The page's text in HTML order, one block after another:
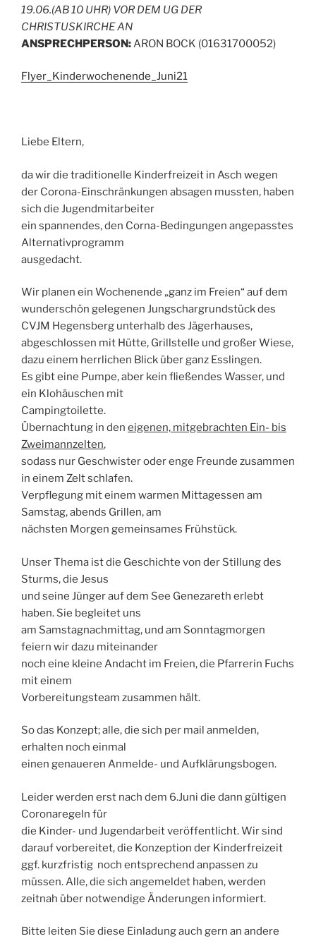
19.06.(AB 10 UHR) VOR DEM UG DER
CHRISTUSKIRCHE AN
ANSPRECHPERSON: ARON BOCK (01631700052)
Flyer_Kinderwochenende_Juni21
Liebe Eltern,
da wir die traditionelle Kinderfreizeit in Asch wegen
der Corona-Einschränkungen absagen mussten, haben
sich die Jugendmitarbeiter
ein spannendes, den Corna-Bedingungen angepasstes
Alternativprogramm
ausgedacht.
Wir planen ein Wochenende „ganz im Freien“ auf dem
wunderschön gelegenen Jungschargrundstück des
CVJM Hegensberg unterhalb des Jägerhauses,
abgeschlossen mit Hütte, Grillstelle und großer Wiese,
dazu einem herrlichen Blick über ganz Esslingen.
Es gibt eine Pumpe, aber kein fließendes Wasser, und
ein Klohäuschen mit
Campingtoilette.
Übernachtung in den eigenen, mitgebrachten Ein- bis
Zweimannzelten,
sodass nur Geschwister oder enge Freunde zusammen
in einem Zelt schlafen.
Verpflegung mit einem warmen Mittagessen am
Samstag, abends Grillen, am
nächsten Morgen gemeinsames Frühstück.
Unser Thema ist die Geschichte von der Stillung des
Sturms, die Jesus
und seine Jünger auf dem See Genezareth erlebt
haben. Sie begleitet uns
am Samstagnachmittag, und am Sonntagmorgen
feiern wir dazu miteinander
noch eine kleine Andacht im Freien, die Pfarrerin Fuchs
mit einem
Vorbereitungsteam zusammen hält.
So das Konzept; alle, die sich per mail anmelden,
erhalten noch einmal
einen genaueren Anmelde- und Aufklärungsbogen.
Leider werden erst nach dem 6.Juni die dann gültigen
Coronaregeln für
die Kinder- und Jugendarbeit veröffentlicht. Wir sind
darauf vorbereitet, die Konzeption der Kinderfreizeit
ggf. kurzfristig noch entsprechend anpassen zu
müssen. Alle, die sich angemeldet haben, werden
zeitnah über notwendige Änderungen informiert.
Bitte leiten Sie diese Einladung auch gern an andere